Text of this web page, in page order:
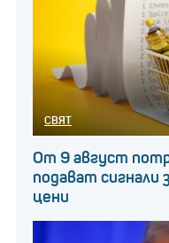
СВЯТ
От 9 август
подават сигнали
цени